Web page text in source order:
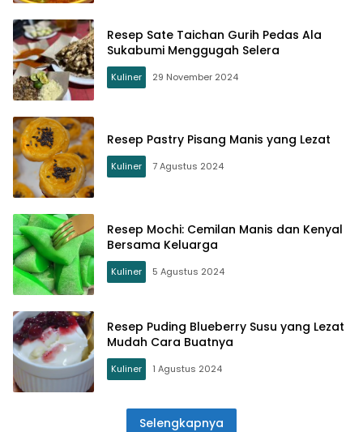
Resep Sate Taichan Gurih Pedas Ala
Sukabumi Menggugah Selera
Kuliner 29 November 2024
Resep Pastry Pisang Manis yang Lezat
Kuliner 7 Agustus 2024
Resep Mochi: Cemilan Manis dan Kenyal
Bersama Keluarga
Kuliner 5 Agustus 2024
Resep Puding Blueberry Susu yang Lezat
Mudah Cara Buatnya
Kuliner 1 Agustus 2024
Selengkapnya